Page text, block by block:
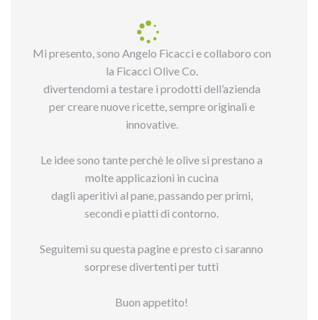
Mi presento, sono Angelo Ficacci e collaboro con
la Ficacci Olive Co.
divertendomi a testare i prodotti dell’azienda
per creare nuove ricette, sempre originali e
innovative.
Le idee sono tante perchè le olive si prestano a
molte applicazioni in cucina
dagli aperitivi al pane, passando per primi,
secondi e piatti di contorno.
Seguitemi su questa pagine e presto ci saranno
sorprese divertenti per tutti
Buon appetito!